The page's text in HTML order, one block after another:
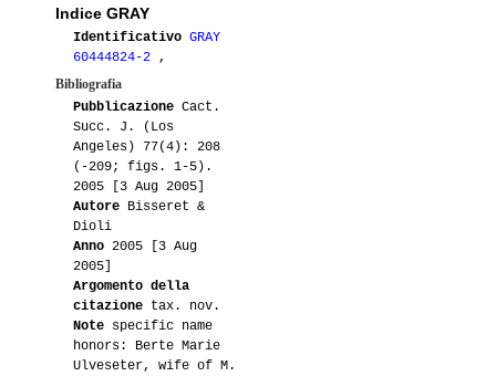
Indice GRAY
Identificativo GRAY
60444824-2 ,
Bibliografia
Pubblicazione Cact.
Succ. J. (Los
Angeles) 77(4): 208
(-209; figs. 1-5).
2005 [3 Aug 2005]
Autore Bisseret &
Dioli
Anno 2005 [3 Aug
2005]
Argomento della
citazione tax. nov.
Note specific name
honors: Berte Marie
Ulveseter, wife of M.